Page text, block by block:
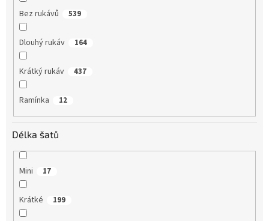
Bez rukávů 539
Dlouhý rukáv 164
Krátký rukáv 437
Ramínka 12
Délka šatů
Mini 17
Krátké 199